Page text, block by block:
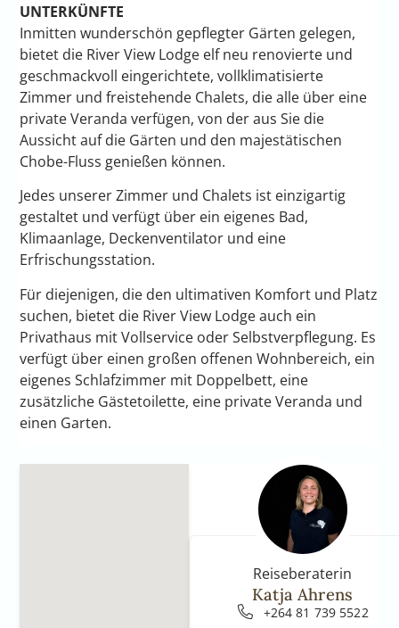
UNTERKÜNFTE
Inmitten wunderschön gepflegter Gärten gelegen,
bietet die River View Lodge elf neu renovierte und
geschmackvoll eingerichtete, vollklimatisierte
Zimmer und freistehende Chalets, die alle über eine
private Veranda verfügen, von der aus Sie die
Aussicht auf die Gärten und den majestätischen
Chobe-Fluss genießen können.
Jedes unserer Zimmer und Chalets ist einzigartig
gestaltet und verfügt über ein eigenes Bad,
Klimaanlage, Deckenventilator und eine
Erfrischungsstation.
Für diejenigen, die den ultimativen Komfort und Platz
suchen, bietet die River View Lodge auch ein
Privathaus mit Vollservice oder Selbstverpflegung. Es
verfügt über einen großen offenen Wohnbereich, ein
eigenes Schlafzimmer mit Doppelbett, eine
zusätzliche Gästetoilette, eine private Veranda und
einen Garten.
Reiseberaterin
Katja Ahrens
+264 81 739 5522